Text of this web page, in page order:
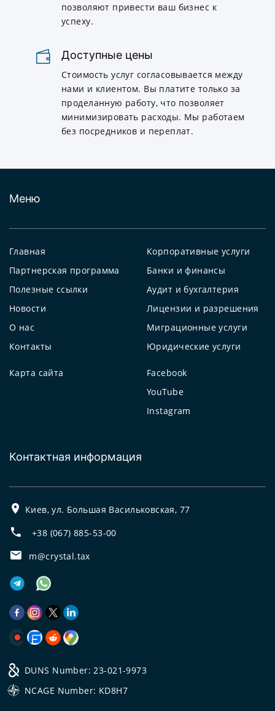
позволяют привести ваш бизнес к
успеху.
Доступные цены
Стоимость услуг согласовывается между
нами и клиентом. Вы платите только за
проделанную работу, что позволяет
минимизировать расходы. Мы работаем
без посредников и переплат.
Меню
Главная
Партнерская программа
Полезные ссылки
Новости
О нас
Контакты
Корпоративные услуги
Банки и финансы
Аудит и бухгалтерия
Лицензии и разрешения
Миграционные услуги
Юридические услуги
Карта сайта
Facebook
YouTube
Instagram
Контактная информация
Киев, ул. Большая Васильковская, 77
+38 (067) 885-53-00
m@crystal.tax
DUNS Number: 23-021-9973
NCAGE Number: KD8H7